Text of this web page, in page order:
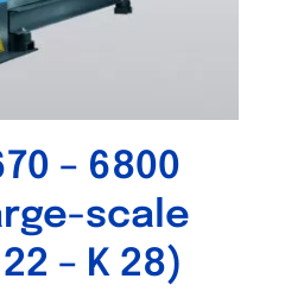
– 6800
scale
– K 28)